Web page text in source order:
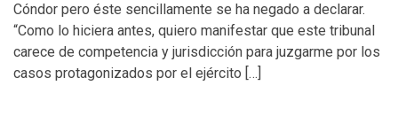
Cóndor pero éste sencillamente se ha negado a declarar.
“Como lo hiciera antes, quiero manifestar que este tribunal
carece de competencia y jurisdicción para juzgarme por los
casos protagonizados por el ejército […]